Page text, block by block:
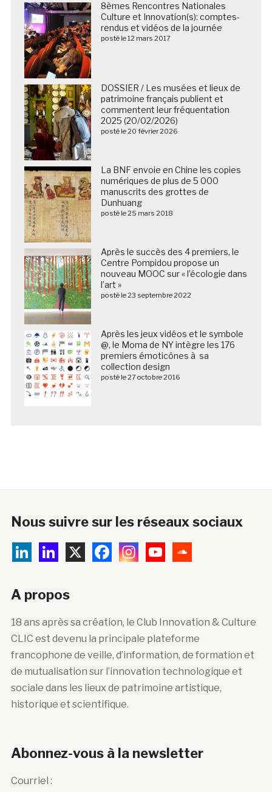
8èmes Rencontres Nationales
Culture et Innovation(s): comptes-
rendus et vidéos de la journée
posté le 12 mars 2017
DOSSIER / Les musées et lieux de
patrimoine français publient et
commentent leur fréquentation
2025 (20/02/2026)
posté le 20 février 2026
La BNF envoie en Chine les copies
numériques de plus de 5 000
manuscrits des grottes de
Dunhuang
posté le 25 mars 2018
Après le succès des 4 premiers, le
Centre Pompidou propose un
nouveau MOOC sur « l’écologie dans
l’art »
posté le 23 septembre 2022
Après les jeux vidéos et le symbole
@, le Moma de NY intègre les 176
premiers émoticônes à sa
collection design
posté le 27 octobre 2016
Nous suivre sur les réseaux sociaux
A propos
18 ans après sa création, le Club Innovation & Culture
CLIC est devenu la principale plateforme
francophone de veille, d’information, de formation et
de mutualisation sur l’innovation technologique et
sociale dans les lieux de patrimoine artistique,
historique et scientifique.
Abonnez-vous à la newsletter
Courriel :